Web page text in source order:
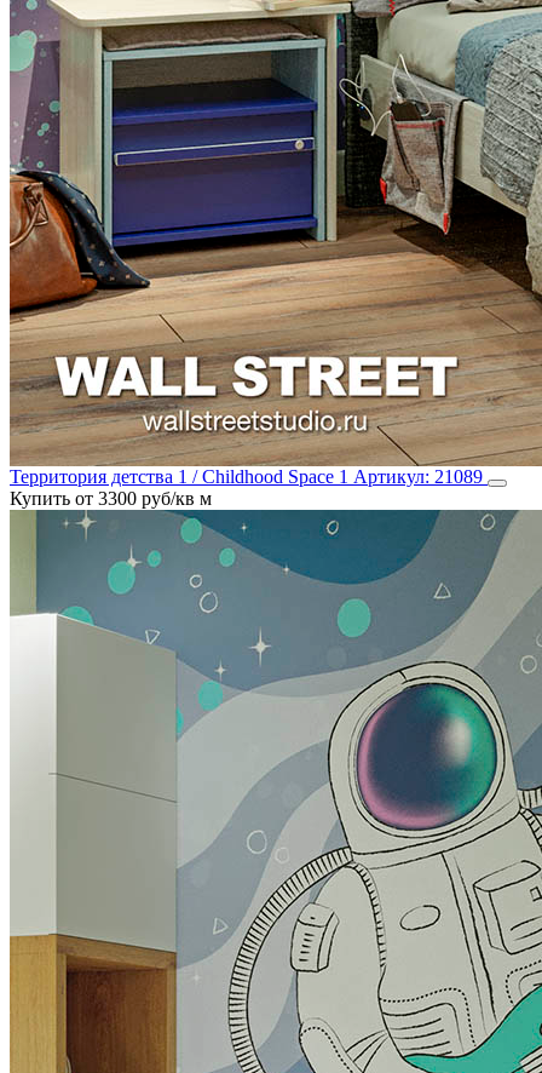
Территория детства 1 / Childhood Space 1 Артикул: 21089
Купить от 3300 руб/кв м